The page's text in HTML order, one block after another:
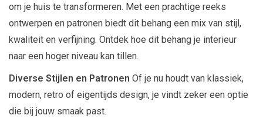
om je huis te transformeren. Met een prachtige reeks
ontwerpen en patronen biedt dit behang een mix van stijl,
kwaliteit en verfijning. Ontdek hoe dit behang je interieur
naar een hoger niveau kan tillen.
Diverse Stijlen en Patronen Of je nu houdt van klassiek,
modern, retro of eigentijds design, je vindt zeker een optie
die bij jouw smaak past.